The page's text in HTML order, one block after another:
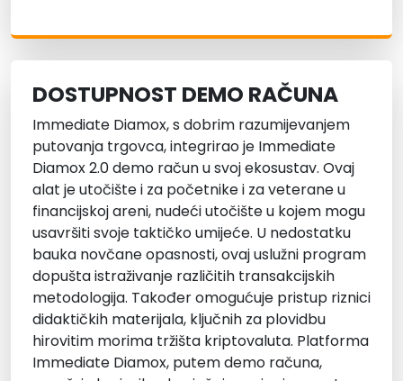
DOSTUPNOST DEMO RAČUNA
Immediate Diamox, s dobrim razumijevanjem
putovanja trgovca, integrirao je Immediate
Diamox 2.0 demo račun u svoj ekosustav. Ovaj
alat je utočište i za početnike i za veterane u
financijskoj areni, nudeći utočište u kojem mogu
usavršiti svoje taktičko umijeće. U nedostatku
bauka novčane opasnosti, ovaj uslužni program
dopušta istraživanje različitih transakcijskih
metodologija. Također omogućuje pristup riznici
didaktičkih materijala, ključnih za plovidbu
hirovitim morima tržišta kriptovaluta. Platforma
Immediate Diamox, putem demo računa,